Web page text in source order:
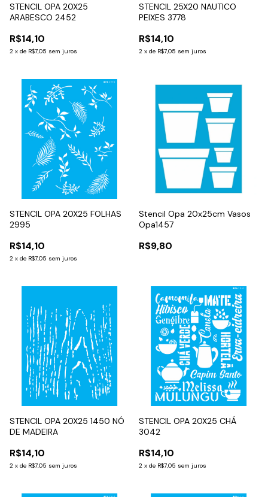
STENCIL OPA 20X25
ARABESCO 2452
R$14,10
2 x de R$7,05 sem juros
STENCIL 25X20 NAUTICO
PEIXES 3778
R$14,10
2 x de R$7,05 sem juros
STENCIL OPA 20X25 FOLHAS
2995
R$14,10
2 x de R$7,05 sem juros
Stencil Opa 20x25cm Vasos
Opa1457
R$9,80
STENCIL OPA 20X25 1450 NÓ
DE MADEIRA
R$14,10
2 x de R$7,05 sem juros
STENCIL OPA 20X25 CHÁ
3042
R$14,10
2 x de R$7,05 sem juros